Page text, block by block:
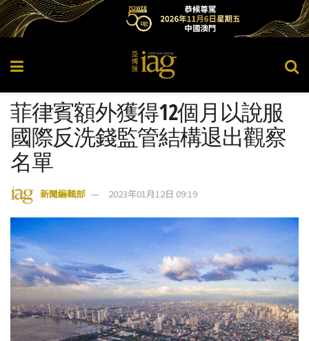
菲律賓額外獲得12個月以說服
國際反洗錢監管結構退出觀察
名單
新聞編輯部 2023年01月12日 09:19